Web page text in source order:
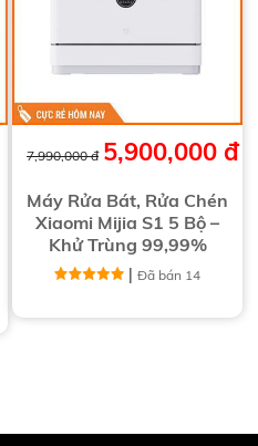
7,990,000 đ 5,900,000 đ
Máy Rửa Bát, Rửa Chén
Xiaomi Mijia S1 5 Bộ –
Khử Trùng 99,99%
|Đã bán 14